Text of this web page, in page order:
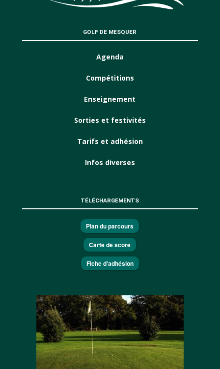
GOLF DE MESQUER
Agenda
Compétitions
Enseignement
Sorties et festivités
Tarifs et adhésion
Infos diverses
TÉLÉCHARGEMENTS
Plan du parcours
Carte de score
Fiche d'adhésion